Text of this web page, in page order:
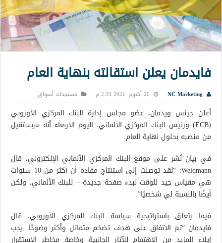
فايدمان يعلن استقالته بنهاية العام
NC Marketing 20 أكتوبر, 2021 2:33 م مستجدات أسواق
أعلن جينس ويدمان، عضو مجلس إدارة البنك المركزي الأوروبي
(ECB) ورئيس البنك المركزي الألماني، اليوم الأربعاء أنه سيستقيل
من منصبه بحلول نهاية العام.
في بيان نُشر على موقع البنك المركزي الألماني الإلكتروني، قال
Weidmann: “لقد توصلت إلى استنتاج مفاده أن أكثر من 10 سنوات
هي مقياس جيد للوقت لبدء صفحة جديدة – للبنك الألماني، ولكن
أيضًا بالنسبة لي شخصيًا”.
فيما يتعلق باستراتيجية سياسة البنك المركزي الأوروبي، قال
فايدمان “تم الاتفاق على هدف تضخم متماثل وأكثر وضوحًا. يجب
إيلاء المزيد من الاهتمام للآثار الجانبية وخاصة مخاطر الاستقرار